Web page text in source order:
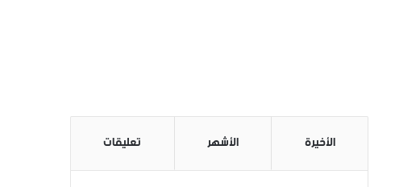
الأخيرة الأشهر تعليقات